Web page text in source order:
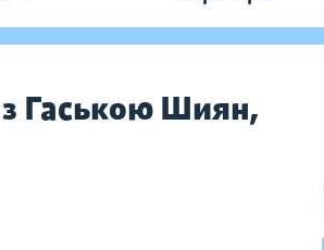
Гаською Шиян,